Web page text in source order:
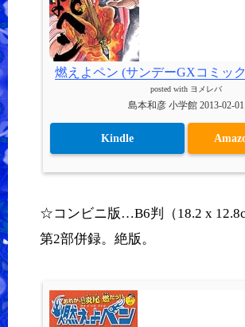
燃えよペン (サンデーGXコミッ
posted with ヨメレバ
島本和彦 小学館 2013-02-01
Kindle
☆コンビニ版…B6判（18.2 x
第2部併録。絶版。